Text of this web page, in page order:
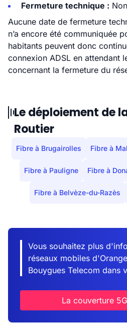
Fermeture technique :
Aucune date de fermeture
n’a encore été communiquée
habitants peuvent donc
connexion ADSL en attendant
concernant la fermeture du
Le déploiement de
Routier
Fibre à Brugairolles Fibre à
Fibre à Pauligne Fibre à
Fibre à Belvèze-du-Razès
Vous souhaitez plus
réseaux mobiles
Bouygues Telecom dans
La couverture